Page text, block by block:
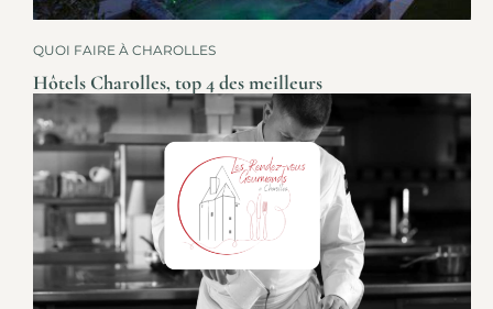
QUOI FAIRE À CHAROLLES
Hôtels Charolles, top 4 des meilleurs